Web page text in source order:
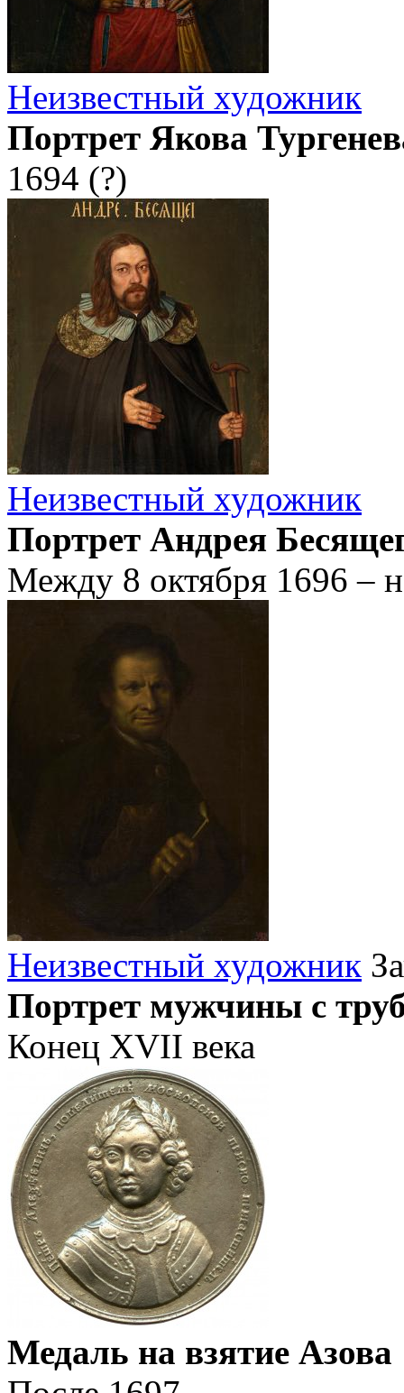
Неизвестный художник
Портрет Якова
1694 (?)
Неизвестный художник
Портрет Андрея
Между 8 октября 1696 –
Неизвестный художник
Портрет мужчины с
Конец XVII века
Медаль на взятие Азова